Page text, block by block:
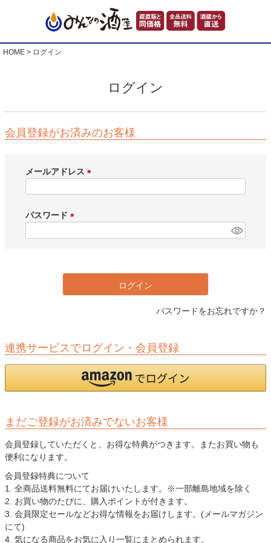
HOME ログイン
ログイン
会員登録がお済みのお客様
メールアドレス
)
パスワード
ログイン
パスワードをお忘れですか？
連携サービスでログイン・会員登録
まだご登録がお済みでないお客様
会員登録していただくと、お得な特典がつきます。またお買い物も
便利になります。
会員登録特典について
1. 全商品送料無料にてお届けいたします。※一部離島地域を除く
2. お買い物のたびに、購入ポイントが付きます。
3. 会員限定セールなどお得な情報をお届けします。(メールマガジン
にて)
4. 気になる商品をお気に入り一覧にまとめられます。